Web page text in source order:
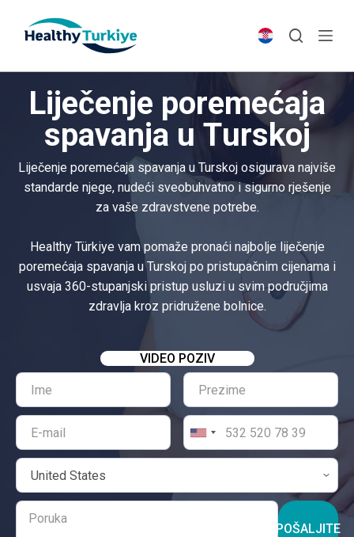
p
n
Liječenje poremećaja
spavanja u Turskoj
Liječenje poremećaja spavanja u Turskoj osigurava najviše
standarde njege, nudeći sveobuhvatno i sigurno rješenje
za vaše zdravstvene potrebe.
Healthy Türkiye vam pomaže pronaći najbolje liječenje
poremećaja spavanja u Turskoj po pristupačnim cijenama i
usvaja 360-stupanjski pristup usluzi u svim područjima
zdravlja kroz pridružene bolnice.
VIDEO POZIV
POŠALJITE